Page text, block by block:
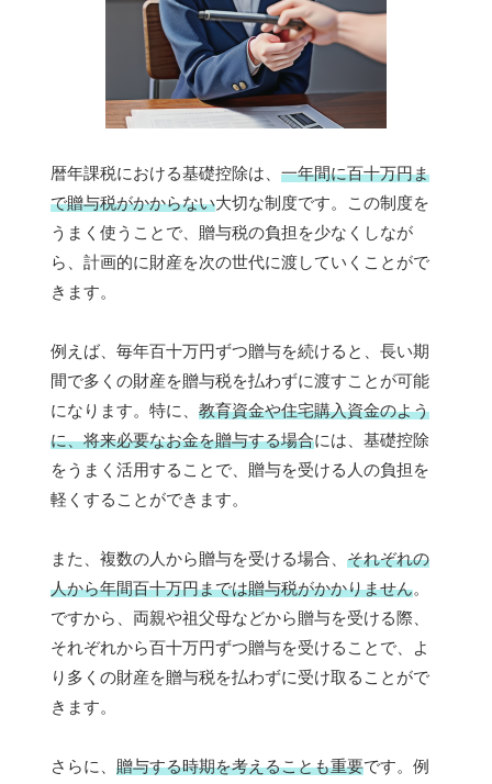
暦年課税における基礎控除は、 一年間に百十万円ま
で贈与税がかからない大切な制度です。この制度を
うまく使うことで、贈与税の負担を少なくしなが
ら、計画的に財産を次の世代に渡していくことがで
きます。
例えば、毎年百十万円ずつ贈与を続けると、長い期
間で多くの財産を贈与税を払わずに渡すことが可能
になります。特に、 教育資金や住宅購入資金のよう
に、将来必要なお金を贈与する場合には、基礎控除
をうまく活用することで、贈与を受ける人の負担を
軽くすることができます。
また、複数の人から贈与を受ける場合、 それぞれの
人から年間百十万円までは贈与税がかかりません。
ですから、両親や祖父母などから贈与を受ける際、
それぞれから百十万円ずつ贈与を受けることで、よ
り多くの財産を贈与税を払わずに受け取ることがで
きます。
さらに、 贈与する時期を考えることも重要です。例